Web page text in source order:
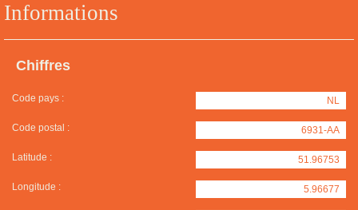
Informations
Chiffres
Code pays : NL
Code postal : 6931-AA
Latitude : 51.96753
Longitude : 5.96677